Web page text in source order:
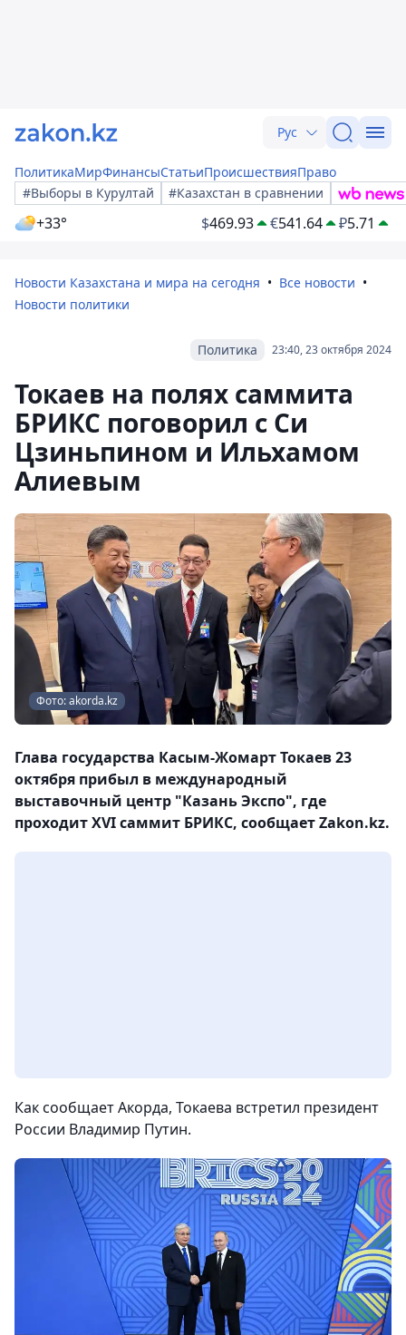
Рус
ПолитикаМирФинансыСтатьиПроисшествияПраво
#Выборы в Курултай
#Казахстан в сравнении
+33° $469.93 €541.64 ₽5.71
Новости Казахстана и мира на сегодня
Все новости
Новости политики
23:40, 23 октября 2024
Политика
Токаев на полях саммита
БРИКС поговорил с Си
Цзиньпином и Ильхамом
Алиевым
Фото: akorda.kz
Глава государства Касым-Жомарт Токаев 23
октября прибыл в международный
выставочный центр "Казань Экспо", где
проходит XVI саммит БРИКС, сообщает Zakon.kz.
Как сообщает Акорда, Токаева встретил президент
России Владимир Путин.